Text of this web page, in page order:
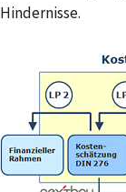
Hindernisse.